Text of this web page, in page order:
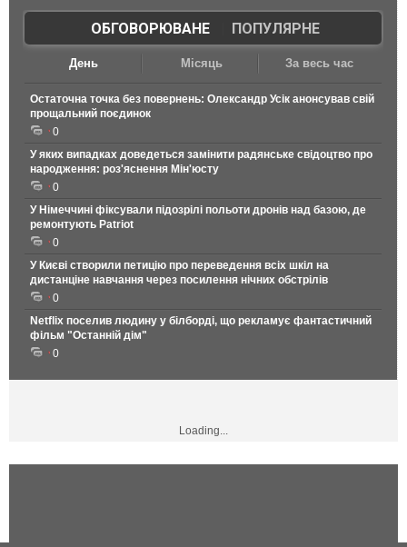
ОБГОВОРЮВАНЕ| ПОПУЛЯРНЕ
День Місяць За весь час
Остаточна точка без повернень: Олександр Усік анонсував свій
прощальний поєдинок
0
У яких випадках доведеться замінити радянське свідоцтво про
народження: роз'яснення Мін'юсту
0
У Німеччині фіксували підозрілі польоти дронів над базою, де
ремонтують Patriot
0
У Києві створили петицію про переведення всіх шкіл на
дистанціне навчання через посилення нічних обстрілів
0
Netflix поселив людину у білборді, що рекламує фантастичний
фільм "Останній дім"
0
Loading...